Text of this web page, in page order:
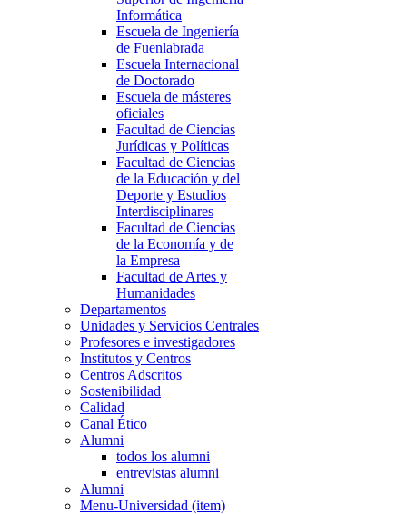
Informática
Escuela de Ingeniería
de Fuenlabrada
Escuela Internacional
de Doctorado
Escuela de másteres
oficiales
Facultad de Ciencias
Jurídicas y Políticas
Facultad de Ciencias
de la Educación y del
Deporte y Estudios
Interdisciplinares
Facultad de Ciencias
de la Economía y de
la Empresa
Facultad de Artes y
Humanidades
Departamentos
Unidades y Servicios Centrales
Profesores e investigadores
Institutos y Centros
Centros Adscritos
Sostenibilidad
Calidad
Canal Ético
Alumni
todos los alumni
entrevistas alumni
Alumni
Menu-Universidad (item)